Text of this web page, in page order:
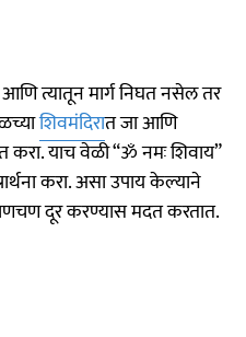
त्यातून मार्ग निघत नसेल तर
शिवमंदिरात जा आणि
करा. याच वेळी “ॐ नमः शिवाय”
करा. असा उपाय केल्याने
दूर करण्यास मदत करतात.